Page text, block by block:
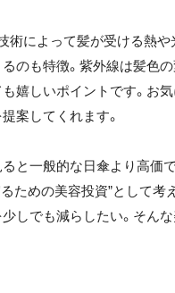
術によって髪が受ける熱
のも特徴。紫外線は髪色
嬉しいポイントです。お
案してくれます。
と一般的な日傘より高価
るための美容投資”として
しでも減らしたい。そん